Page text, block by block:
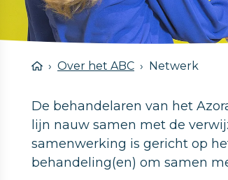
Over het ABC Netwerk
De behandelaren van het
lijn nauw samen met de
samenwerking is gericht op
behandeling(en) om samen